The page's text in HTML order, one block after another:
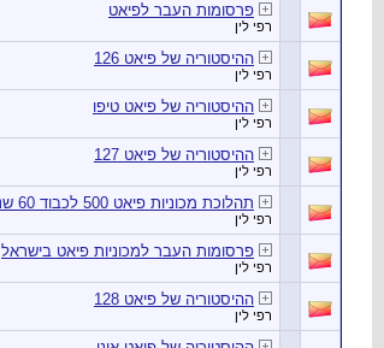
פרסומות העבר לפיאט
רפי לין
ההיסטוריה של פיאט 126
רפי לין
ההיסטוריה של פיאט טיפו
רפי לין
ההיסטוריה של פיאט 127
רפי לין
תהלוכת מכוניות פיאט 500 לכבוד 60 שנים מהיוולדה
רפי לין
פרסומות העבר למכוניות פיאט בישראל
רפי לין
ההיסטוריה של פיאט 128
רפי לין